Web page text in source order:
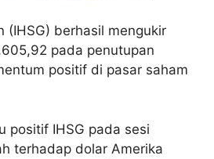
(IHSG) berhasil mengukir
pada penutupan
positif di pasar saham
positif IHSG pada sesi
terhadap dolar Amerika